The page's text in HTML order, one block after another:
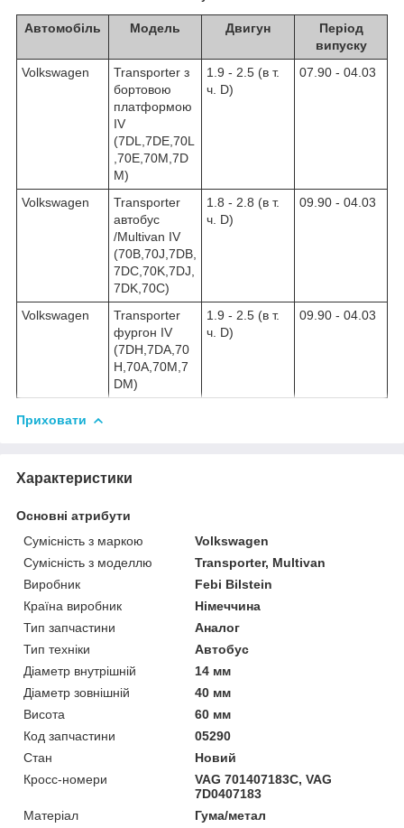
Автомобіль Модель Двигун
Період
випуску
Volkswagen
Transporter з
бортовою
платформою
IV
(7DL,7DE,70L
,70E,70M,7D
M)
1.9 - 2.5 (в т.
ч. D)
07.90 - 04.03
Volkswagen
Transporter
автобус
/Multivan IV
(70B,70J,7DB,
7DC,70K,7DJ,
7DK,70C)
1.8 - 2.8 (в т.
ч. D)
09.90 - 04.03
Volkswagen
Transporter
фургон IV
(7DH,7DA,70
H,70A,70M,7
DM)
1.9 - 2.5 (в т.
ч. D)
09.90 - 04.03
Приховати
Характеристики
Основні атрибути
Сумісність з маркою
Volkswagen
Сумісність з моделлю
Transporter, Multivan
Виробник
Febi Bilstein
Країна виробник
Німеччина
Тип запчастини
Аналог
Тип техніки
Автобус
Діаметр внутрішній
14 мм
Діаметр зовнішній
40 мм
Висота
60 мм
Код запчастини
05290
Стан
Новий
Кросс-номери
VAG 701407183C, VAG
7D0407183
Матеріал
Гума/метал